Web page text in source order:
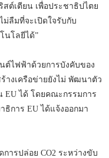
ริสต์เตียน เพื่อประชาธิปไตย
ม่ลืมที่จะเปิดใจรับกับ
นโลยีได้”
นต์ไฟฟ้าด้วยการบังคับของ
างเครือข่ายยังไม่ พัฒนาตัว
EU ได้ โดยคณะกรรมการ
การ EU ได้แจ้งออกมา
ารปล่อย CO2 ระหว่างขับ